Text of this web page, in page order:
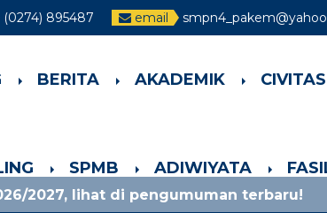
(0274) 895487 email
BERITA AKADEMIK
SPMB ADIWIYATA
pengumuman terbaru! 1 bulan